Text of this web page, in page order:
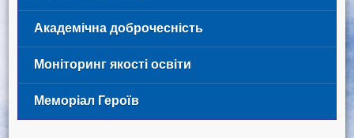
Академічна доброчесність
Моніторинг якості освіти
Меморіал Героїв